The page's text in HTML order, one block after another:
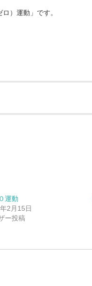
）運動」です。
運動
2月15日
ー投稿